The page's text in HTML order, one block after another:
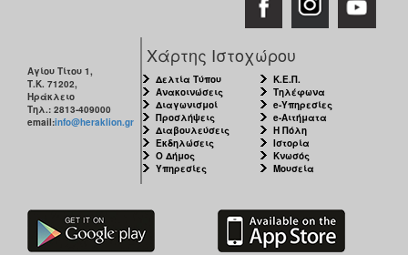
Αγίου Τίτου 1,
Τ.Κ. 71202,
Ηράκλειο
Τηλ.: 2813-409000
email:info@heraklion.gr
Χάρτης Ιστοχώρου
Δελτία Τύπου
Ανακοινώσεις
Διαγωνισμοί
Προσλήψεις
Διαβουλεύσεις
Εκδηλώσεις
Ο Δήμος
Υπηρεσίες
Κ.Ε.Π.
Τηλέφωνα
e-Υπηρεσίες
e-Αιτήματα
Η Πόλη
Ιστορία
Κνωσός
Μουσεία